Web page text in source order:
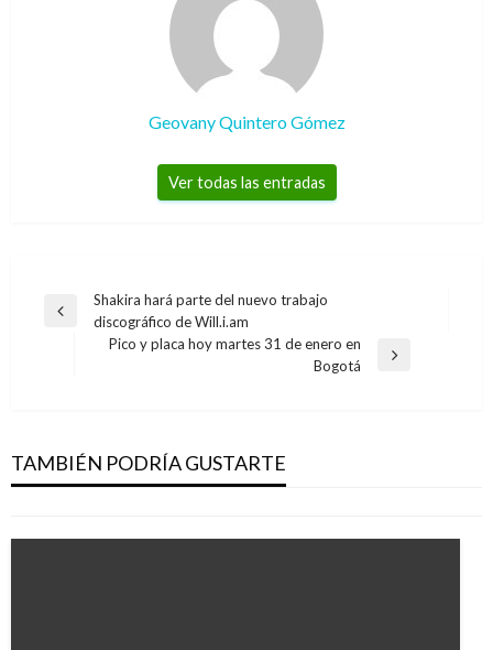
Geovany Quintero Gómez
Ver todas las entradas
Navegación
Entrada
Shakira hará parte del nuevo trabajo
discográfico de Will.i.am
Pico y placa hoy martes 31 de enero en
Bogotá
TAMBIÉN PODRÍA GUSTARTE
laboratorio de cocaína del centro de Asunción
Manuel Reyes Beltran lunes agosto 22, 2016